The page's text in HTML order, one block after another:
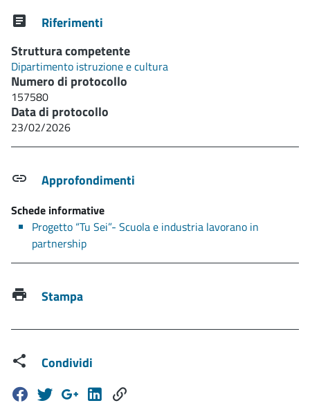
Riferimenti
Struttura competente
Dipartimento istruzione e cultura
Numero di protocollo
157580
Data di protocollo
23/02/2026
Approfondimenti
Schede informative
Progetto “Tu Sei”- Scuola e industria lavorano in
partnership
Stampa
Condividi